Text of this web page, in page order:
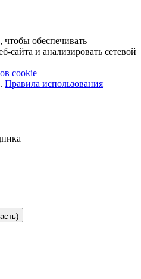
обеспечивать
сайта и анализировать сетевой
cookie
Правила использования